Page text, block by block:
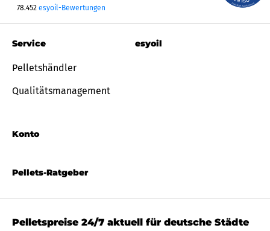
78.452 esyoil-Bewertungen
Pellets-Ratgeber
Service
Pelletshändler
Qualitätsmanagement
Konto
esyoil
Pelletspreise 24/7 aktuell für deutsche Städte